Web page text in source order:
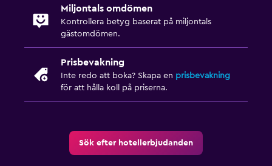
Miljontals omdömen
Kontrollera betyg baserat på miljontals
gästomdömen.
Prisbevakning
Inte redo att boka? Skapa en prisbevakning
för att hålla koll på priserna.
Sök efter hotellerbjudanden